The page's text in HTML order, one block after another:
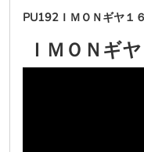
PU192ＩＭＯＮギヤ１
ＩＭＯＮギヤ